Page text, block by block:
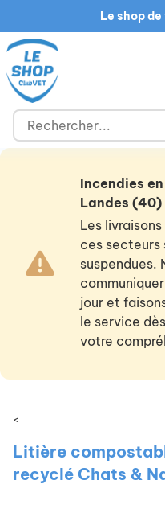
Le shop
Incendies
Landes (40)
Les
ces secteurs
suspendues.
jour et
le service
votre
<
Litière
recyclé Chats &